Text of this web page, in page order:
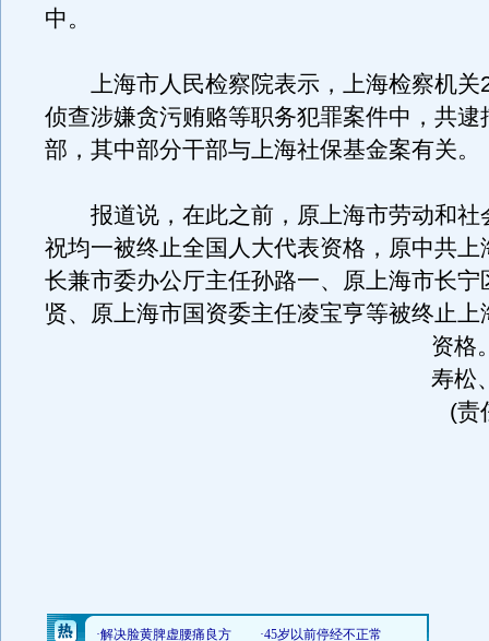
中。
上海市人民检察院表示，上海检察机关
侦查涉嫌贪污贿赂等职务犯罪案件中，共逮
部，其中部分干部与上海社保基金案有关。
报道说，在此之前，原上海市劳动和社
祝均一被终止全国人大代表资格，原中共上
长兼市委办公厅主任孙路一、原上海市长宁
贤、原上海市国资委主任凌宝亨等被终止上
资格
寿松
(责